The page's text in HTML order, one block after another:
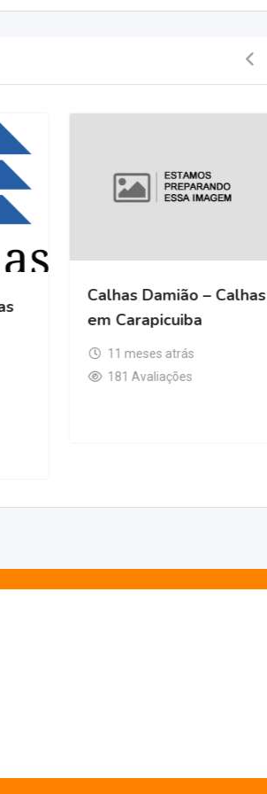
Calhas
do
Calhas Damião
em Carapicuiba
11 meses atrás
181 Avaliações